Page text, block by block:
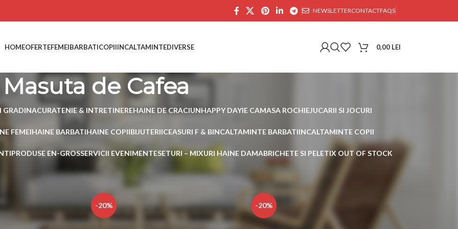
NEWSLETTERCONTACTFAQS
HOMEOFERTEFEMEIBARBATICOPIIINCALTAMINTEDIVERSE 0,00 LEI
Masuta de Cafea
GRADINACURATENIE & INTRETINEREHAINE DE CRACIUNHAPPY DAYIE CAMASA ROCHIEJUCARII SI JOCURI
FEMEIHAINE BARBATIHAINE COPIIBIJUTERIICEASURI F & BINCALTAMINTE BARBATIINCALTAMINTE COPII
PRODUSE EN-GROSSERVICII EVENIMENTESETURI – MIXURI HAINE DAMABRICHETE SI PELETIX OUT OF STOCK
etichetate „Masuta de Cafea” Show 45
-20% -20%